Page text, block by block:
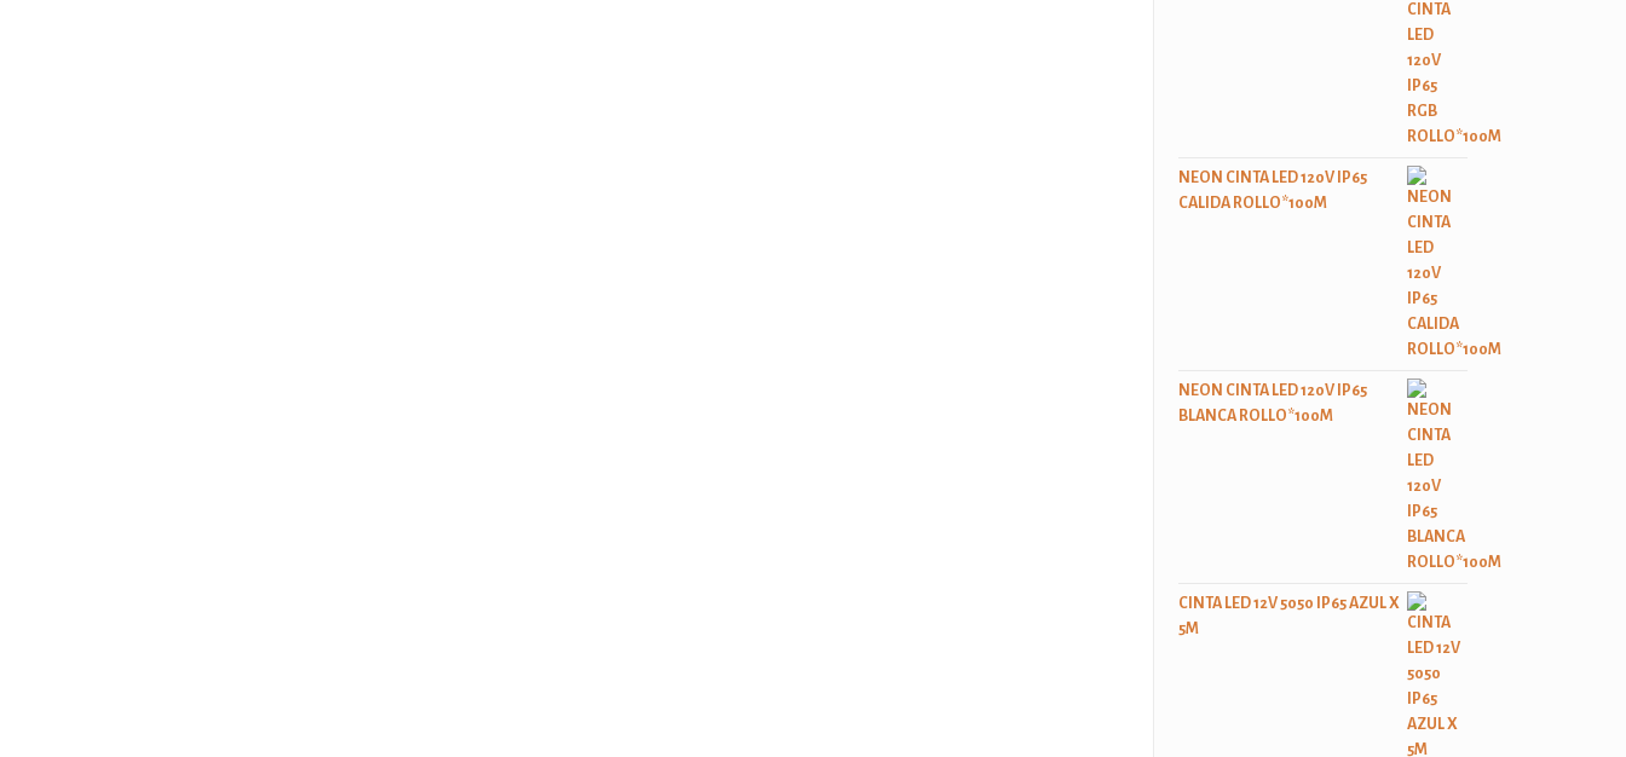
NEON CINTA LED 120V IP65
CALIDA ROLLO*100M
NEON CINTA LED 120V IP65
BLANCA ROLLO*100M
CINTA LED 12V 5050 IP65 AZUL X
5M